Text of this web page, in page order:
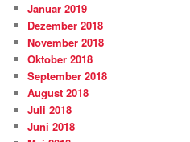
Januar 2019
Dezember 2018
November 2018
Oktober 2018
September 2018
August 2018
Juli 2018
Juni 2018